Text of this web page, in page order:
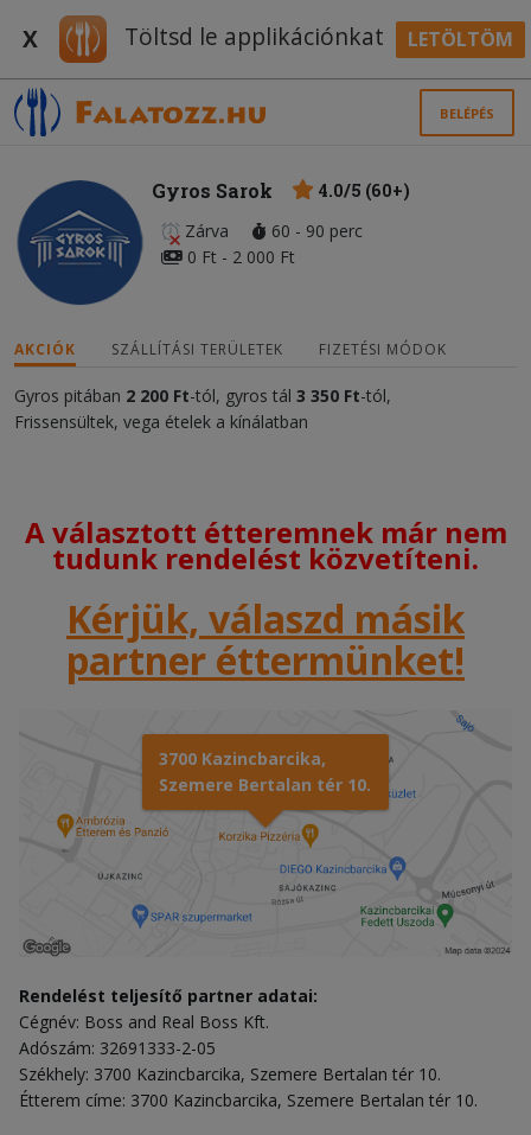
X Töltsd le applikációnkat LETÖLTÖM
BELÉPÉS
Gyros Sarok
4.0/5 (60+)
Zárva
60 - 90 perc
0 Ft - 2 000 Ft
AKCIÓK SZÁLLÍTÁSI TERÜLETEK FIZETÉSI MÓDOK
Gyros pitában 2 200 Ft-tól, gyros tál 3 350 Ft-tól,
Frissensültek, vega ételek a kínálatban
A választott étteremnek már nem
tudunk rendelést közvetíteni.
Kérjük, válaszd másik
partner éttermünket!
3700 Kazincbarcika,
Szemere Bertalan tér 10.
Rendelést teljesítő partner adatai:
Cégnév: Boss and Real Boss Kft.
Adószám: 32691333-2-05
Székhely: 3700 Kazincbarcika, Szemere Bertalan tér 10.
Étterem címe: 3700 Kazincbarcika, Szemere Bertalan tér 10.